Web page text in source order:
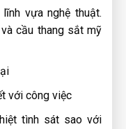
vựa nghệ thuật.
cầu thang sắt mỹ
với công việc
tình sát sao với